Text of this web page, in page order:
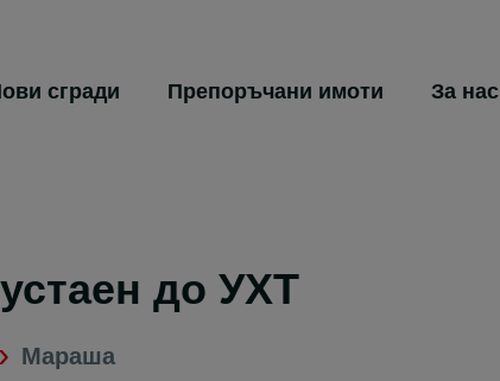
сгради Препоръчани имоти За нас
до УХТ
Мараша